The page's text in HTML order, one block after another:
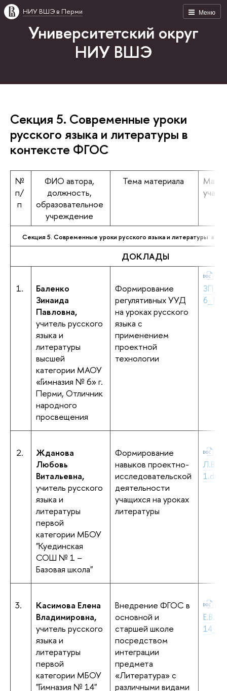
Меню
НИУ ВШЭ в Перми
Университетский округ
НИУ ВШЭ
Секция 5. Современные уроки
русского языка и литературы в
контексте ФГОС
№
п/
п
ФИО автора,
должность,
образовательное
учреждение
Тема материала
Секция 5. Современные уроки русского языка и литературы в
ДОКЛАДЫ
1.
Баленко
Зинаида
Павловна,
учитель русского
языка и
литературы
высшей
категории МАОУ
«Гимназия № 6» г.
Перми, Отличник
народного
просвещения
Формирование
регулятивных УУД
на уроках русского
языка с
применением
проектной
технологии
2.
Жданова
Любовь
Витальевна,
учитель русского
языка и
литературы
первой
категории МБОУ
"Куединская
СОШ № 1 –
Базовая школа"
Формирование
навыков проектно-
исследовательской
деятельности
учащихся на уроках
литературы
1.doc
3.
Касимова Елена
Владимировна,
учитель русского
языка и
литературы
первой
категории МБОУ
"Гимназия № 14"
Внедрение ФГОС в
основной и
старшей школе
посредством
интеграции
предмета
«Литература» с
различными видами